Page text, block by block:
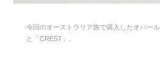
今回のオーストラリア旅で購入したオパー
と「CREST」。